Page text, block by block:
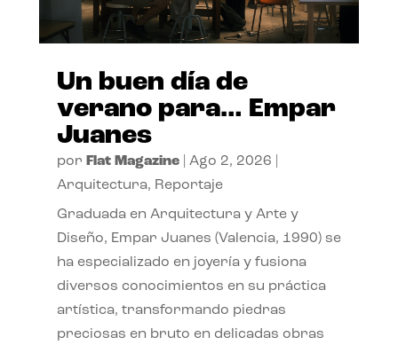
Un buen día de
verano para… Empar
Juanes
por Flat Magazine| Ago 2, 2026
Arquitectura, Reportaje
Graduada en Arquitectura y Arte y
Diseño, Empar Juanes (Valencia, 1990) se
ha especializado en joyería y fusiona
diversos conocimientos en su práctica
artística, transformando piedras
preciosas en bruto en delicadas obras